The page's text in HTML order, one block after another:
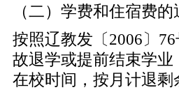
（二）学费和住宿费的
按照辽教发〔2006〕
故退学或提前结束学业
在校时间，按月计退剩